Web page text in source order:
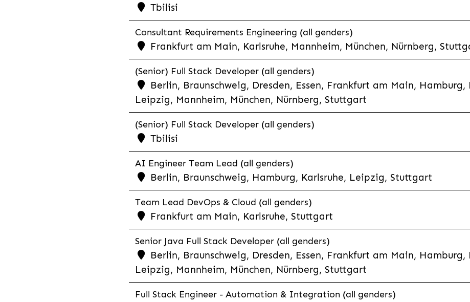
Tbilisi
Consultant Requirements Engineering (all genders)
Frankfurt am Main, Karlsruhe, Mannheim, München, Nürnberg,
(Senior) Full Stack Developer (all genders)
Berlin, Braunschweig, Dresden, Essen, Frankfurt am Main, Hamburg,
Leipzig, Mannheim, München, Nürnberg, Stuttgart
(Senior) Full Stack Developer (all genders)
Tbilisi
AI Engineer Team Lead (all genders)
Berlin, Braunschweig, Hamburg, Karlsruhe, Leipzig, Stuttgart
Team Lead DevOps & Cloud (all genders)
Frankfurt am Main, Karlsruhe, Stuttgart
Senior Java Full Stack Developer (all genders)
Berlin, Braunschweig, Dresden, Essen, Frankfurt am Main, Hamburg,
Leipzig, Mannheim, München, Nürnberg, Stuttgart
Full Stack Engineer - Automation & Integration (all genders)